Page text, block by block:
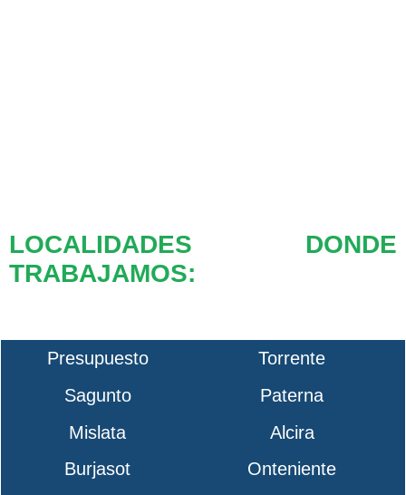
LOCALIDADES DONDE
TRABAJAMOS:
Presupuesto
Torrente
Sagunto
Paterna
Mislata
Alcira
Burjasot
Onteniente